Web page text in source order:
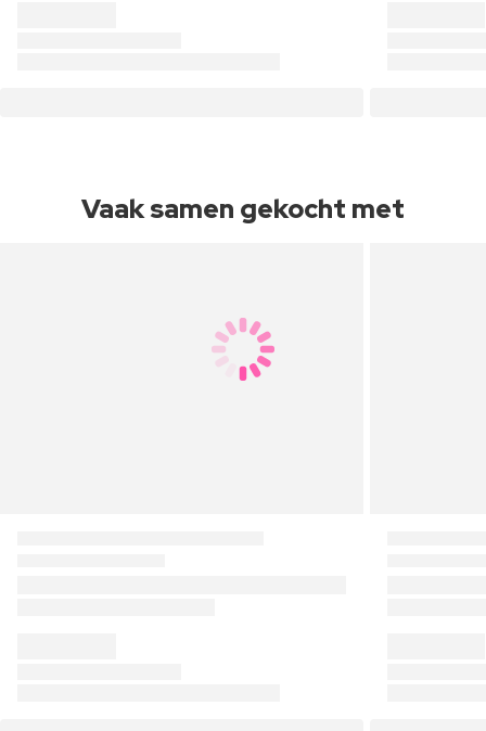
Vaak samen gekocht met